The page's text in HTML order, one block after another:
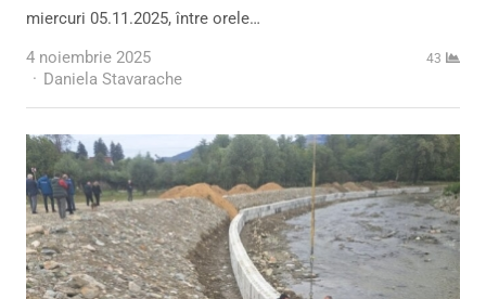
miercuri 05.11.2025, între orele…
4 noiembrie 2025
Author
Daniela Stavarache
43